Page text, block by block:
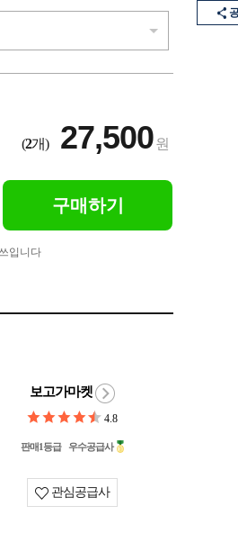
(2개) 27,500원
구매하기
입니다
보고가마켓
4.8
판매1등급 우수공급사
관심공급사